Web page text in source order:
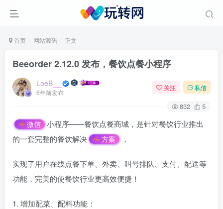
首页 网站源码 正文
Beeorder 2.12.0 发布，餐饮点餐小程序
LoeB__
6年前发布
关注 私信
832 5
微信
小程序——餐饮点餐商城，是针对餐饮行业推出
的一套完整的餐饮解决
方案 ，
实现了用户在线点餐下单、外卖、叫号排队、支付、配送等
功能，完美的使餐饮行业更高效便捷！
1. 增加配菜、配料功能：